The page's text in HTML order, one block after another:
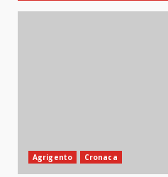
Agrigento Cronaca